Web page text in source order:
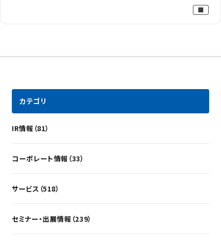
カテゴリ
IR情報（81）
コーポレート情報（33）
サービス（518）
セミナー・出展情報（239）